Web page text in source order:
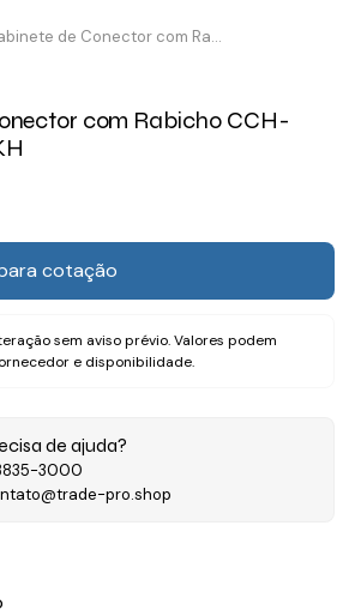
Gabinete de Conector com Rabicho CCH-CP12-5T-P03KH
com Rabicho CCH-
cotação
sem aviso prévio. Valores podem
e disponibilidade.
de ajuda?
3835-3000
pro.shop